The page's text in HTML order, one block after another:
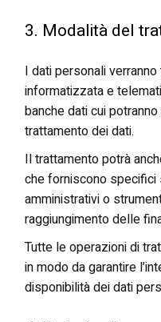
3. Modalità del
I dati personali
informatizzata e
banche dati cui
trattamento dei dati.
Il trattamento potrà
che forniscono specifici
amministrativi o
raggiungimento delle
Tutte le operazioni di
in modo da garantire
disponibilità dei dati